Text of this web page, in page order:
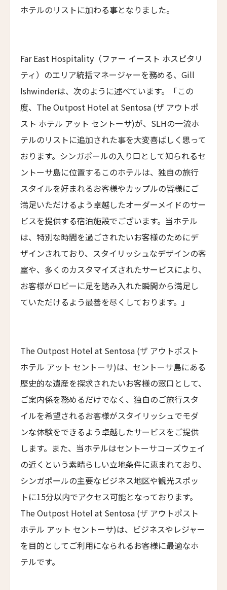
ル・ヌメロ3・バイ・シャンパーニュ・ティエノー
Torfhús Retreat
ルチャン・ナン・リトリート
Lchang Nang Retreat
ザ・パソナ ネイチャーバース・リトリート
THE PASONA Natureverse Retreat
マストロヤンニ・ルレ
Mastrojanni Relais
ミー・カボ
ME Cabo
シャンハイ・ムー・ショウ・ジュージン・ホテル
Shanghai Muh Shoou Zhujing Hotel
ザ・スパイア・ホテル
The Spire Hotel
ヨーロッパ・パレス
Europa Palace
ザ・エヴレン
アートホテル リポーゾ
ウエスト ベイ クラブ
ラ・コラリーナ・アイランド・ハウス
コンヴェント・フランチェスカーノ
パイン・ツリーズ・ホテル
ウィンズローズ・バンガローズ
Winslow's Bungalows
ライトハウス・ホテル
Lighthouse Hotel
14人
16人
17人
18人
19人
13人
15人
16人
17人
18人
ホテルのリストに加わる事となりました。
Far East Hospitality（ファー イースト ホスピタリ
ティ）のエリア統括マネージャーを務める、Gill
Ishwinderは、次のように述べています。「この
度、The Outpost Hotel at Sentosa (ザ アウトポ
スト ホテル アット セントーサ)が、SLHの一流ホ
テルのリストに追加された事を大変喜ばしく思って
おります。シンガポールの入り口として知られるセ
ントーサ島に位置するこのホテルは、独自の旅行
スタイルを好まれるお客様やカップルの皆様にご
満足いただけるよう卓越したオーダーメイドのサー
ビスを提供する宿泊施設でございます。当ホテル
は、特別な時間を過ごされたいお客様のためにデ
ザインされており、スタイリッシュなデザインの客
室や、多くのカスタマイズされたサービスにより、
お客様がロビーに足を踏み入れた瞬間から満足し
ていただけるよう最善を尽くしております。」
The Outpost Hotel at Sentosa (ザ アウトポスト
ホテル アット セントーサ)は、セントーサ島にある
歴史的な遺産を探求されたいお客様の窓口として、
ご案内係を務めるだけでなく、独自のご旅行スタ
イルを希望されるお客様がスタイリッシュでモダ
ンな体験をできるよう卓越したサービスをご提供
します。また、当ホテルはセントーサコーズウェイ
の近くという素晴らしい立地条件に恵まれており、
シンガポールの主要なビジネス地区や観光スポッ
トに15分以内でアクセス可能となっております。
The Outpost Hotel at Sentosa (ザ アウトポスト
ホテル アット セントーサ)は、ビジネスやレジャー
を目的としてご利用になられるお客様に最適なホ
テルです。